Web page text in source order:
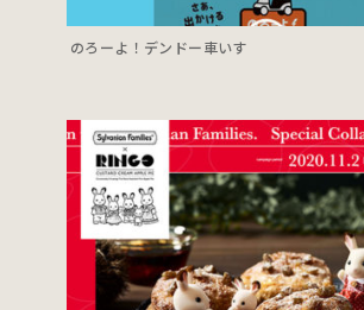
のろーよ！デンドー車いす